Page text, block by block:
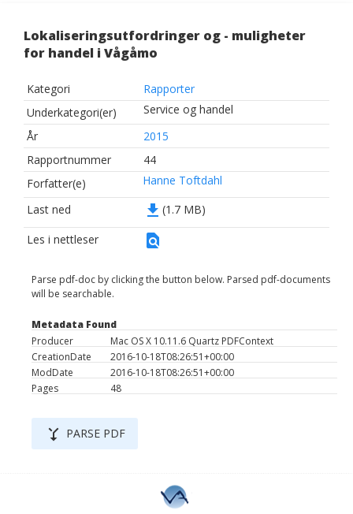
Lokaliseringsutfordringer og - muligheter
for handel i Vågåmo
Kategori
Rapporter
Underkategori(er)
Service og handel
År
2015
Rapportnummer
44
Forfatter(e)
Hanne Toftdahl
Last ned
file_download (1.7 MB)
Les i nettleser
find_in_page
Parse pdf-doc by clicking the button below. Parsed pdf-documents
will be searchable.
Metadata Found
Producer
Mac OS X 10.11.6 Quartz PDFContext
CreationDate
2016-10-18T08:26:51+00:00
ModDate
2016-10-18T08:26:51+00:00
Pages
48
merge_type PARSE PDF